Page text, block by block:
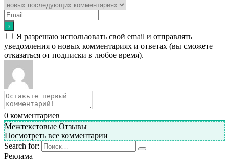
Я разрешаю использовать свой email и отправлять
уведомления о новых комментариях и ответах (вы cможете
отказаться от подписки в любое время).
0 комментариев
Межтекстовые Отзывы
Посмотреть все комментарии
Search for:
Реклама